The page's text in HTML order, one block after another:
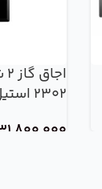
2302 استیل البرز